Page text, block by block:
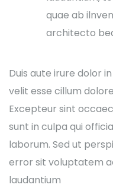
quae ab
architecto
Duis aute irure dolor
velit esse cillum
Excepteur sint
sunt in culpa qui
laborum. Sed ut
error sit voluptatem
laudantium